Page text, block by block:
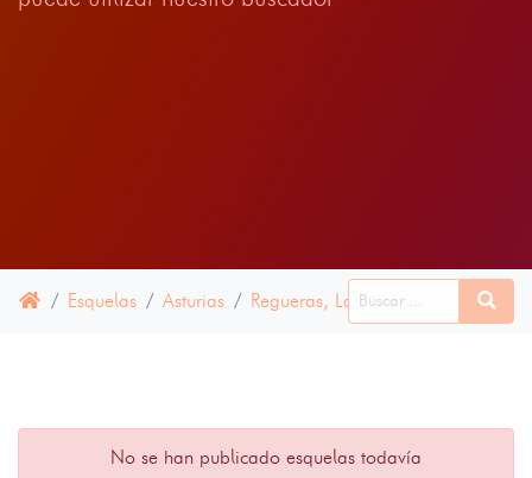
Esquelas Asturias Regueras, Las 15 JUNIO 2024
No se han publicado esquelas todavía